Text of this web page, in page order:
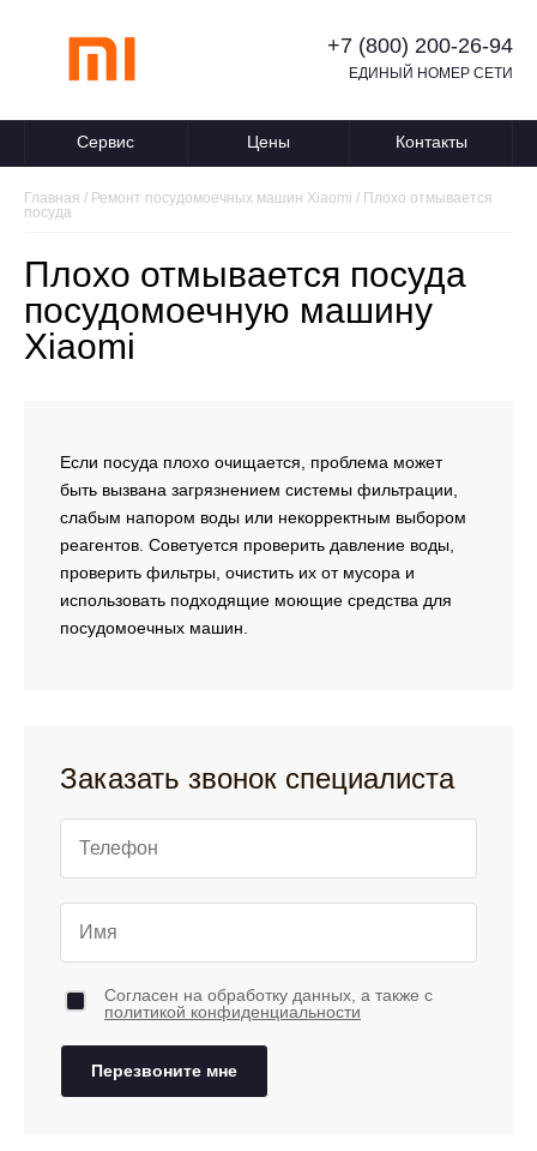
+7 (800) 200-26-94
ЕДИНЫЙ НОМЕР СЕТИ
Сервис Цены Контакты
Главная / Ремонт посудомоечных машин Xiaomi / Плохо отмывается
посуда
Плохо отмывается посуда
посудомоечную машину
Xiaomi
Если посуда плохо очищается, проблема может
быть вызвана загрязнением системы фильтрации,
слабым напором воды или некорректным выбором
реагентов. Советуется проверить давление воды,
проверить фильтры, очистить их от мусора и
использовать подходящие моющие средства для
посудомоечных машин.
Заказать звонок специалиста
Согласен на обработку данных, а также с
политикой конфиденциальности
Перезвоните мне